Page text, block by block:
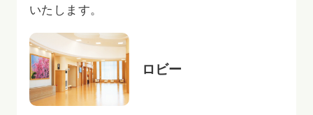
いたします。
ロビー